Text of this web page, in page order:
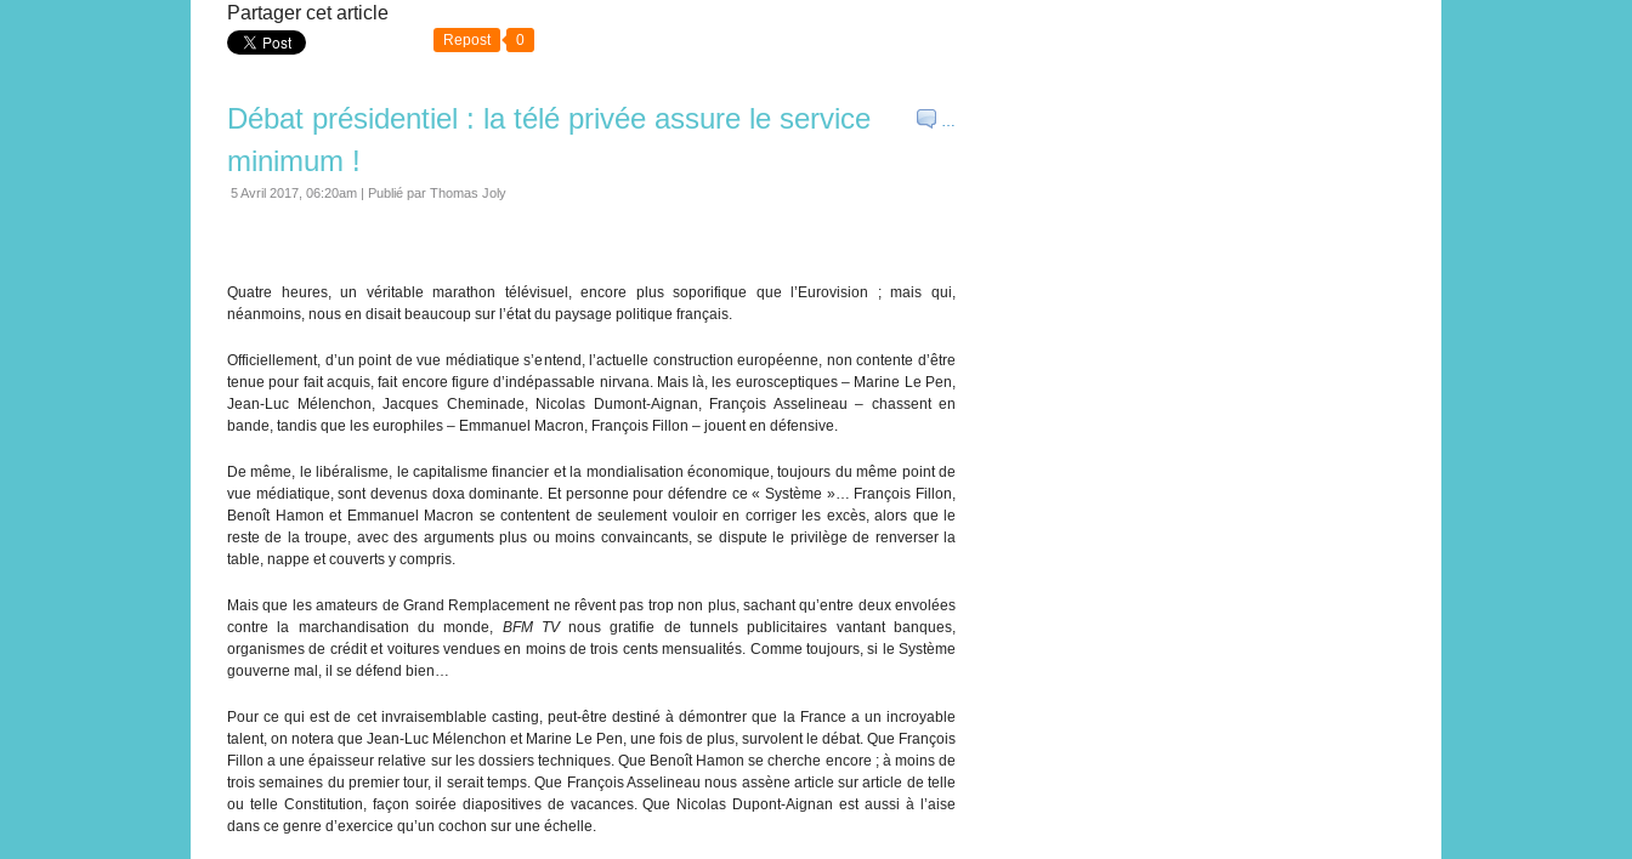
Partager cet article
Repost 0
…
Débat présidentiel : la télé privée assure le service
minimum !
5 Avril 2017, 06:20am | Publié par Thomas Joly
Quatre heures, un véritable marathon télévisuel, encore plus soporifique que l’Eurovision ; mais qui,
néanmoins, nous en disait beaucoup sur l’état du paysage politique français.
Officiellement, d’un point de vue médiatique s’entend, l’actuelle construction européenne, non contente d’être
tenue pour fait acquis, fait encore figure d’indépassable nirvana. Mais là, les eurosceptiques – Marine Le Pen,
Jean-Luc Mélenchon, Jacques Cheminade, Nicolas Dumont-Aignan, François Asselineau – chassent en
bande, tandis que les europhiles – Emmanuel Macron, François Fillon – jouent en défensive.
De même, le libéralisme, le capitalisme financier et la mondialisation économique, toujours du même point de
vue médiatique, sont devenus doxa dominante. Et personne pour défendre ce « Système »… François Fillon,
Benoît Hamon et Emmanuel Macron se contentent de seulement vouloir en corriger les excès, alors que le
reste de la troupe, avec des arguments plus ou moins convaincants, se dispute le privilège de renverser la
table, nappe et couverts y compris.
Mais que les amateurs de Grand Remplacement ne rêvent pas trop non plus, sachant qu’entre deux envolées
contre la marchandisation du monde, BFM TVnous gratifie de tunnels publicitaires vantant banques,
organismes de crédit et voitures vendues en moins de trois cents mensualités. Comme toujours, si le Système
gouverne mal, il se défend bien…
Pour ce qui est de cet invraisemblable casting, peut-être destiné à démontrer que la France a un incroyable
talent, on notera que Jean-Luc Mélenchon et Marine Le Pen, une fois de plus, survolent le débat. Que François
Fillon a une épaisseur relative sur les dossiers techniques. Que Benoît Hamon se cherche encore ; à moins de
trois semaines du premier tour, il serait temps. Que François Asselineau nous assène article sur article de telle
ou telle Constitution, façon soirée diapositives de vacances. Que Nicolas Dupont-Aignan est aussi à l’aise
dans ce genre d’exercice qu’un cochon sur une échelle.